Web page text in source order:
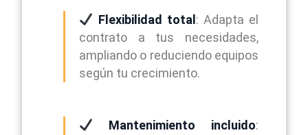
Flexibilidad total : Adapta el
contrato a tus necesidades,
ampliando o reduciendo equipos
según tu crecimiento.
Mantenimiento incluido: